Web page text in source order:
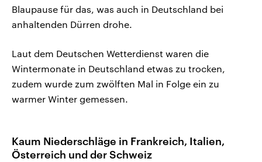
Blaupause für das, was auch in Deutschland bei
anhaltenden Dürren drohe.
Laut dem Deutschen Wetterdienst waren die
Wintermonate in Deutschland etwas zu trocken,
zudem wurde zum zwölften Mal in Folge ein zu
warmer Winter gemessen.
Kaum Niederschläge in Frankreich, Italien,
Österreich und der Schweiz